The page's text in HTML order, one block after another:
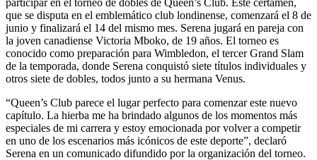
que se disputa en el emblemático club londinense, comenzará el 8 de
junio y finalizará el 14 del mismo mes. Serena jugará en pareja con
la joven canadiense Victoria Mboko, de 19 años. El torneo es
conocido como preparación para Wimbledon, el tercer Grand Slam
de la temporada, donde Serena conquistó siete títulos individuales y
otros siete de dobles, todos junto a su hermana Venus.
“Queen’s Club parece el lugar perfecto para comenzar este nuevo
capítulo. La hierba me ha brindado algunos de los momentos más
especiales de mi carrera y estoy emocionada por volver a competir
en uno de los escenarios más icónicos de este deporte”, declaró
Serena en un comunicado difundido por la organización del torneo.